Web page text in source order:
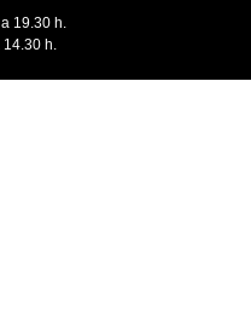
19.30 h.
14.30 h.